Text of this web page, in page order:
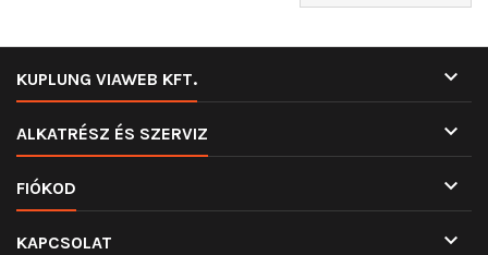
KUPLUNG VIAWEB KFT. 
ALKATRÉSZ ÉS SZERVIZ 
FIÓKOD 
KAPCSOLAT 